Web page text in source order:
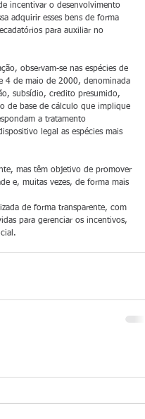
incentivar o desenvolvimento
adquirir esses bens de forma
para auxiliar no
observam-se nas espécies de
4 de maio de 2000, denominada
subsídio, credito presumido,
de base de cálculo que implique
a tratamento
legal as espécies mais
mas têm objetivo de promover
e, muitas vezes, de forma mais
de forma transparente, com
para gerenciar os incentivos,